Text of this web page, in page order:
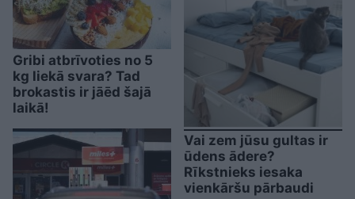
Gribi atbrīvoties no 5
kg liekā svara? Tad
brokastis ir jāēd šajā
laikā!
Vai zem jūsu gultas ir
ūdens ādere?
Rīkstnieks iesaka
vienkāršu pārbaudi